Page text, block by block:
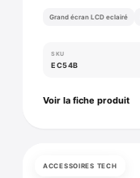
Grand écran LCD eclairé
SKU
EC54B
Voir la fiche produit
ACCESSOIRES TECH